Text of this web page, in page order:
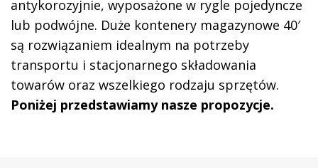
antykorozyjnie, wyposażone w rygle pojedyncze
lub podwójne. Duże kontenery magazynowe 40′
są rozwiązaniem idealnym na potrzeby
transportu i stacjonarnego składowania
towarów oraz wszelkiego rodzaju sprzętów.
Poniżej przedstawiamy nasze propozycje.